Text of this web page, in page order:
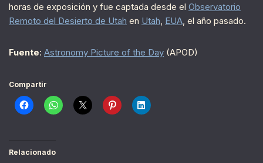
horas de exposición y fue captada desde el Observatorio
Remoto del Desierto de Utah en Utah EUA , el año pasado.
Fuente: Astronomy Picture of the Day (APOD)
Compartir
Relacionado